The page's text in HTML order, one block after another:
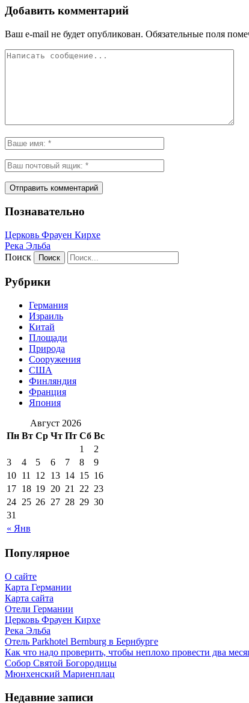
Добавить комментарий
Ваш e-mail не будет опубликован. Обязательные поля
Познавательно
Церковь Фрауен Кирхе
Река Эльба
Поиск
Рубрики
Германия
Израиль
Китай
Площади
Природа
Сооружения
США
Финляндия
Франция
Япония
Август 2026
Пн Вт Ср Чт Пт Сб Вс
« Янв
1
2
3
4 5 6 7 8
9
10 11 12 13 14 15 16
17 18 19 20 21 22 23
24 25 26 27 28 29 30
31
Популярное
О сайте
Карта Германии
Карта сайта
Отели Германии
Церковь Фрауен Кирхе
Река Эльба
Отель Parkhotel Bernburg в Бернбурге
Как что надо проверить, чтобы неплохо провести два
Собор Святой Богородицы
Мюнхенский Мариенплац
Недавние записи